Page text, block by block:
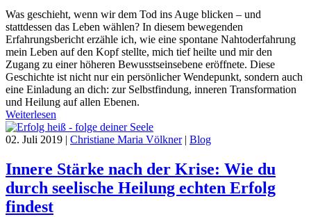
Was geschieht, wenn wir dem Tod ins Auge blicken – und
stattdessen das Leben wählen? In diesem bewegenden
Erfahrungsbericht erzähle ich, wie eine spontane Nahtoderfahrung
mein Leben auf den Kopf stellte, mich tief heilte und mir den
Zugang zu einer höheren Bewusstseinsebene eröffnete. Diese
Geschichte ist nicht nur ein persönlicher Wendepunkt, sondern auch
eine Einladung an dich: zur Selbstfindung, inneren Transformation
und Heilung auf allen Ebenen.
Weiterlesen
02. Juli 2019 | Christiane Maria Völkner| Blog
Innere Stärke nach der Krise: Wie du
durch seelische Heilung echten Erfolg
findest